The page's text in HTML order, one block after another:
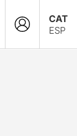
CAT
ESP